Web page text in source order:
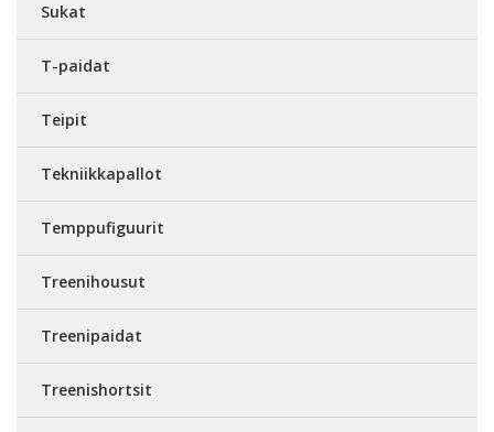
Sukat
T-paidat
Teipit
Tekniikkapallot
Temppufiguurit
Treenihousut
Treenipaidat
Treenishortsit